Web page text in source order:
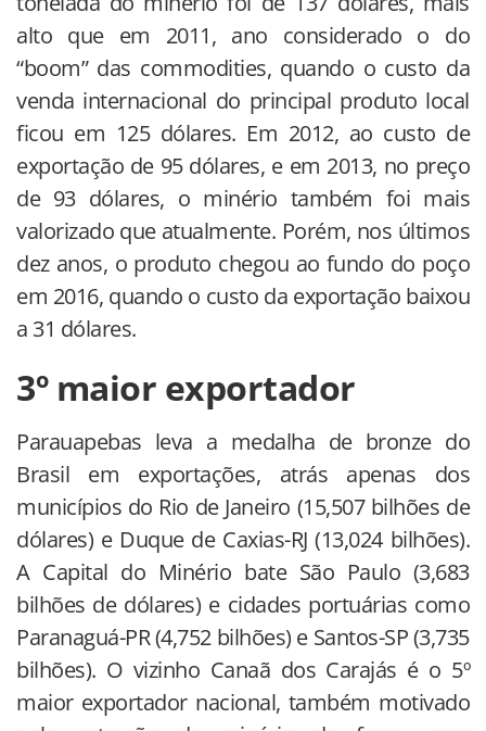
alto que em 2011, ano considerado o do
“boom” das commodities, quando o custo da
venda internacional do principal produto local
ficou em 125 dólares. Em 2012, ao custo de
exportação de 95 dólares, e em 2013, no preço
de 93 dólares, o minério também foi mais
valorizado que atualmente. Porém, nos últimos
dez anos, o produto chegou ao fundo do poço
em 2016, quando o custo da exportação baixou
a 31 dólares.
3º maior exportador
Parauapebas leva a medalha de bronze do
Brasil em exportações, atrás apenas dos
municípios do Rio de Janeiro (15,507 bilhões de
dólares) e Duque de Caxias-RJ (13,024 bilhões).
A Capital do Minério bate São Paulo (3,683
bilhões de dólares) e cidades portuárias como
Paranaguá-PR (4,752 bilhões) e Santos-SP (3,735
bilhões). O vizinho Canaã dos Carajás é o 5º
maior exportador nacional, também motivado